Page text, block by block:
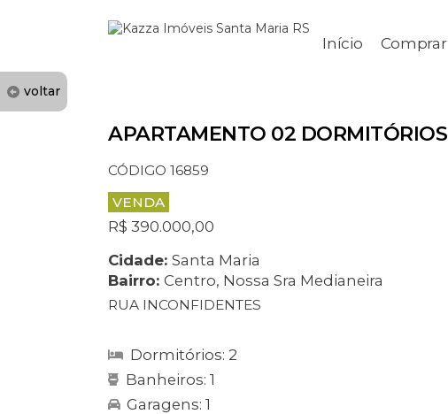
Início Comprar
voltar
APARTAMENTO 02 DORMITÓRIOS
CÓDIGO 16859
VENDA
R$ 390.000,00
Cidade: Santa Maria
Bairro: Centro, Nossa Sra Medianeira
RUA INCONFIDENTES
Dormitórios: 2
Banheiros: 1
Garagens: 1